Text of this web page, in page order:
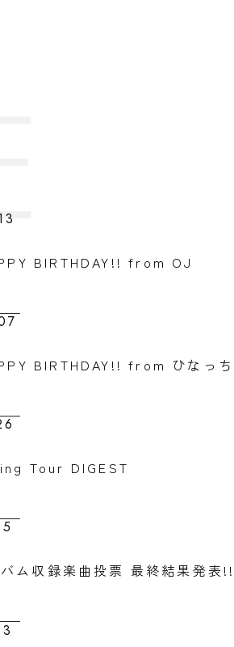
BIRTHDAY!! from OJ
BIRTHDAY!! from ひなっち
Tour DIGEST
ム収録楽曲投票 最終結果発表!!